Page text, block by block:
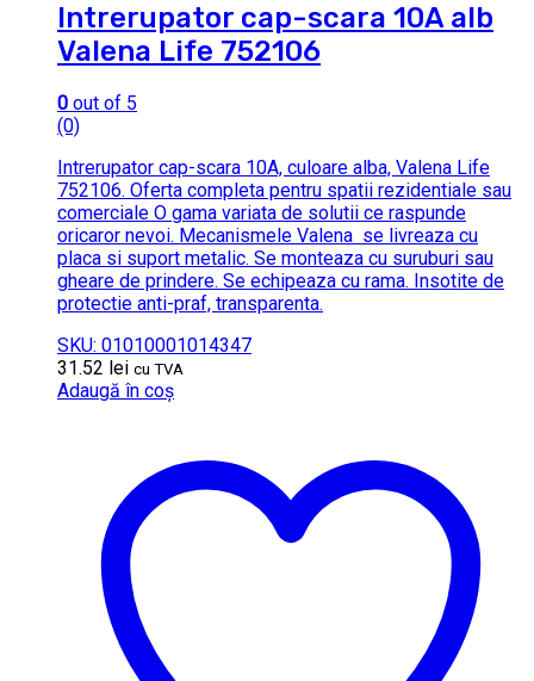
Intrerupator cap-scara 10A alb
Valena Life 752106
0 out of 5
(0)
Intrerupator cap-scara 10A, culoare alba, Valena Life
752106. Oferta completa pentru spatii rezidentiale sau
comerciale O gama variata de solutii ce raspunde
oricaror nevoi. Mecanismele Valena se livreaza cu
placa si suport metalic. Se monteaza cu suruburi sau
gheare de prindere. Se echipeaza cu rama. Insotite de
protectie anti-praf, transparenta.
SKU: 01010001014347
31.52 lei cu TVA
Adaugă în coș